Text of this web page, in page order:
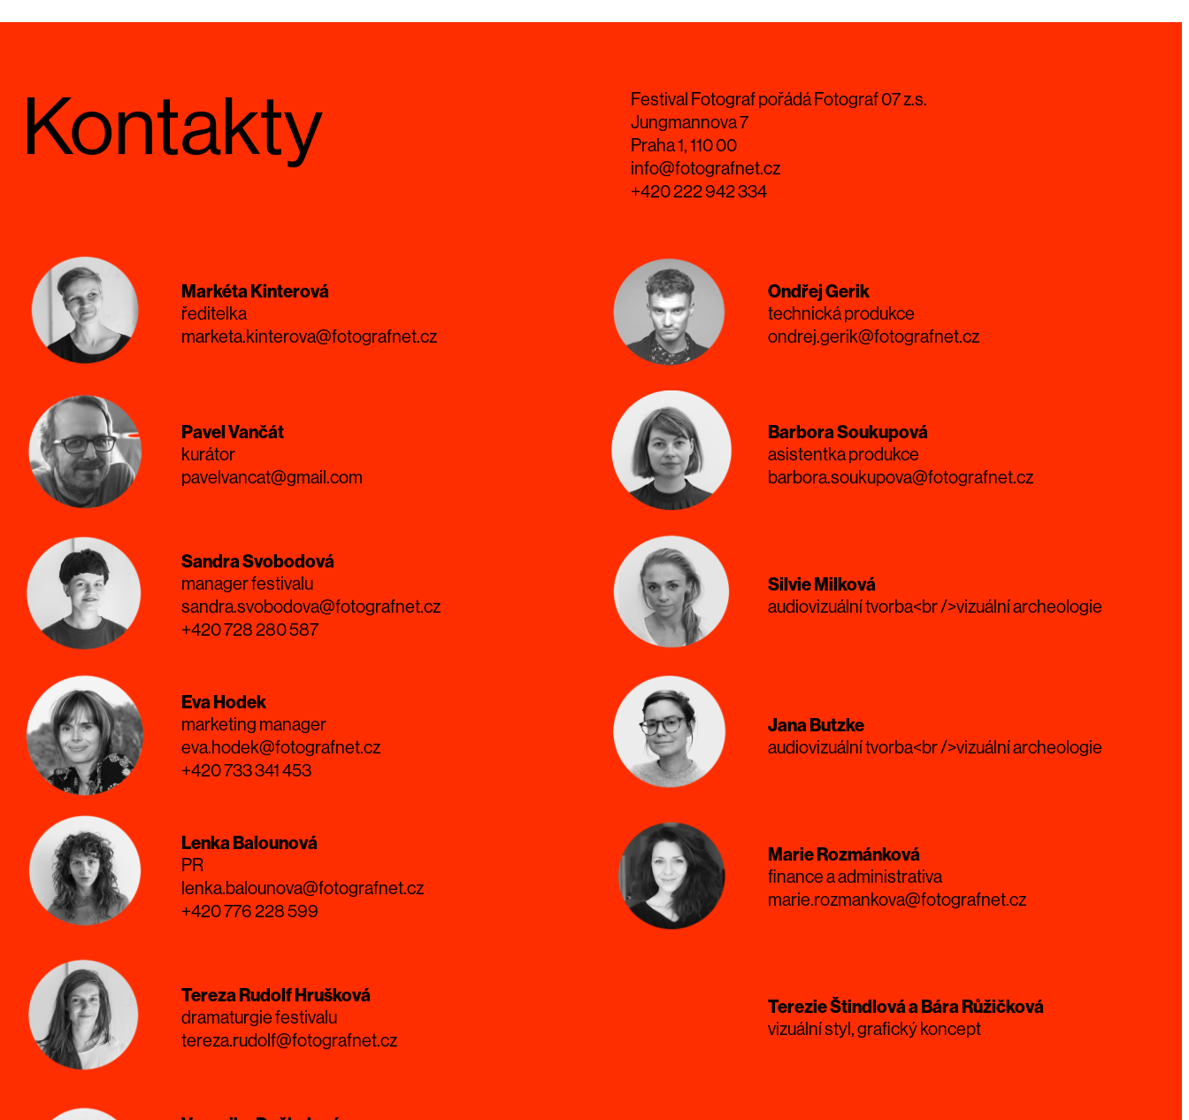
Kontakty
Festival Fotograf pořádá Fotograf 07 z.s.
Jungmannova 7
Praha 1, 110 00
info@fotografnet.cz
+420 222 942 334
Markéta Kinterová
ředitelka
marketa.kinterova@fotografnet.cz
Pavel Vančát
kurátor
pavelvancat@gmail.com
Sandra Svobodová
manager festivalu
sandra.svobodova@fotografnet.cz
+420 728 280 587
Eva Hodek
marketing manager
eva.hodek@fotografnet.cz
+420 733 341 453
Lenka Balounová
PR
lenka.balounova@fotografnet.cz
+420 776 228 599
Tereza Rudolf Hrušková
dramaturgie festivalu
tereza.rudolf@fotografnet.cz
Ondřej Gerik
technická produkce
ondrej.gerik@fotografnet.cz
Barbora Soukupová
asistentka produkce
barbora.soukupova@fotografnet.cz
Silvie Milková
audiovizuální tvorba<br />vizuální archeologie
Jana Butzke
audiovizuální tvorba<br />vizuální archeologie
Marie Rozmánková
finance a administrativa
marie.rozmankova@fotografnet.cz
Terezie Štindlová a Bára Růžičková
vizuální styl, grafický koncept